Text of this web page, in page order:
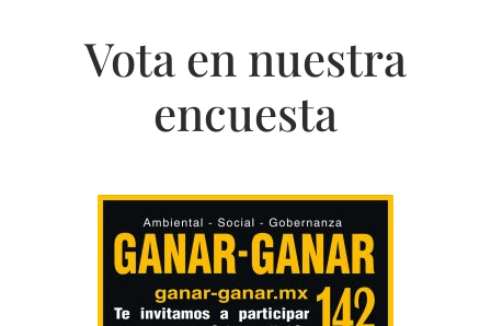
Vota en nuestra
encuesta